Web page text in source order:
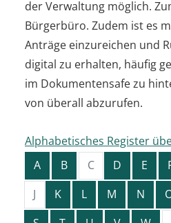
der Verwaltung möglich.
Bürgerbüro. Zudem ist es
Anträge einzureichen und
digital zu erhalten, häufig
im Dokumentensafe zu
von überall abzurufen.
Alphabetisches Register
A
B C D E
J
K L M N